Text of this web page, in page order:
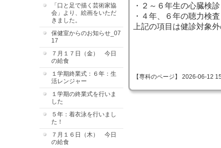
「口と足で描く芸術家協
会」より、絵画をいただ
きました。
保健室からのお知らせ_07
17
７月１７日（金） 今日
の給食
１学期終業式：６年：生
活レンジャー
１学期の終業式を行いま
した
５年：着衣泳を行いまし
た！
７月１６日（木） 今日
の給食
・２～６年生の心臓検診
・４年、６年の聴力検査
上記の項目は健診対象
【専科のページ】 2026-06-12